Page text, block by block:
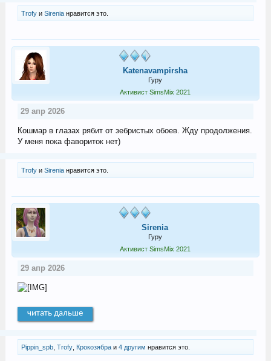
Trofyи Sireniaнравится это.
Katenavampirsha
Гуру
Активист SimsMix 2021
29 апр 2026
Кошмар в глазах рябит от зебристых обоев. Жду продолжения.
У меня пока фавориток нет)
Trofyи Sireniaнравится это.
Sirenia
Гуру
Активист SimsMix 2021
29 апр 2026
читать дальше
Pippin_spb, Trofy, Крокозябраи 4 другим нравится это.